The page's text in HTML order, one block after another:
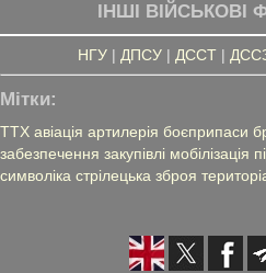
ІНШІ
НГУ| ДПСУ| ДССТ|
Мітки:
ТТХ авіація артилерія боєприпаси
забезпечення закупівлі мобілізація
символіка стрілецька зброя